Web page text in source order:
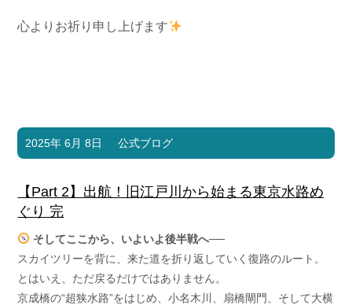
心よりお祈り申し上げます
2025年 6月 8日 公式ブログ
【Part 2】出航！旧江戸川から始まる東京水路め
ぐり 完
そしてここから、いよいよ後半戦へ──
スカイツリーを背に、来た道を折り返していく復路のルート。
とはいえ、ただ戻るだけではありません。
京成橋の“超狭水路”をはじめ、小名木川、扇橋閘門、そして大横